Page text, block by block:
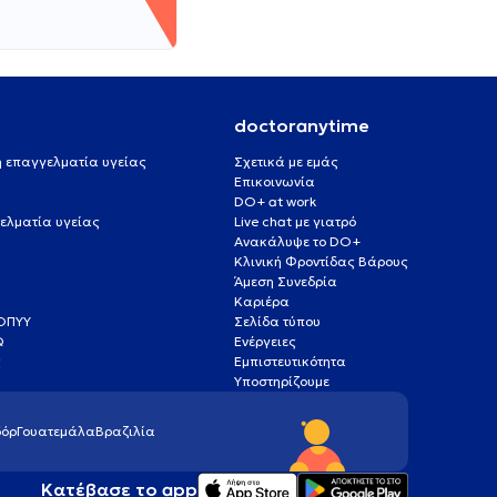
επαγγελματία υγείας
υγείας
doctoranytime
Σχετικά με εμάς
Επικοινωνία
DO+ at work
Live chat με γιατρό
Ανακάλυψε το DO+
Κλινική Φροντίδας Βάρους
Άμεση Συνεδρία
Καριέρα
Σελίδα τύπου
Ενέργειες
Εμπιστευτικότητα
Υποστηρίζουμε
ΓουατεμάλαΒραζιλία
Κατέβασε το app